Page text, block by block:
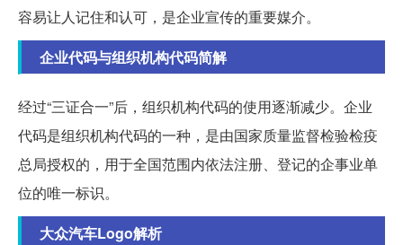
容易让人记住和认可，是企业宣传的重要媒介。
企业代码与组织机构代码简解
经过“三证合一”后，组织机构代码的使用逐渐减少。企业
代码是组织机构代码的一种，是由国家质量监督检验检疫
总局授权的，用于全国范围内依法注册、登记的企事业单
位的唯一标识。
大众汽车Logo解析